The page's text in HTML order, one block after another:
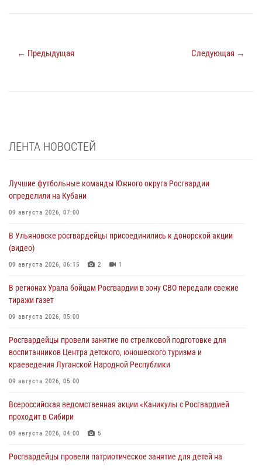
← Предыдущая Следующая →
ЛЕНТА НОВОСТЕЙ
Лучшие футбольные команды Южного округа Росгвардии
определили на Кубани
09 августа 2026, 07:00
В Ульяновске росгвардейцы присоединились к донорской акции
(видео)
09 августа 2026, 06:15 2 1
В регионах Урала бойцам Росгвардии в зону СВО передали свежие
тиражи газет
09 августа 2026, 05:00
Росгвардейцы провели занятие по стрелковой подготовке для
воспитанников Центра детского, юношеского туризма и
краеведения Луганской Народной Республики
09 августа 2026, 05:00
Всероссийская ведомственная акции «Каникулы с Росгвардией
проходит в Сибири
09 августа 2026, 04:00 5
Росгвардейцы провели патриотическое занятие для детей на